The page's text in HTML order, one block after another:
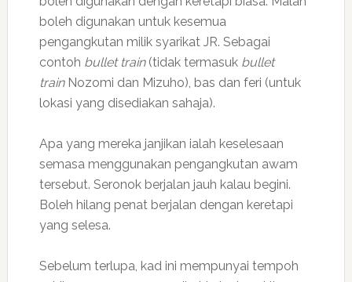
boleh digunakan untuk kesemua
pengangkutan milik syarikat JR. Sebagai
contoh bullet train(tidak termasuk bullet
train Nozomi dan Mizuho), bas dan feri (untuk
lokasi yang disediakan sahaja).
Apa yang mereka janjikan ialah keselesaan
semasa menggunakan pengangkutan awam
tersebut. Seronok berjalan jauh kalau begini.
Boleh hilang penat berjalan dengan keretapi
yang selesa.
Sebelum terlupa, kad ini mempunyai tempoh